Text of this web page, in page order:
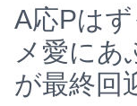
A応Pは
メ愛にあ
が最終回